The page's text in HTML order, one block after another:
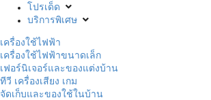
โปรเด็ด
บริการพิเศษ
เครื่องใช้ไฟฟ้า
เครื่องใช้ไฟฟ้าขนาดเล็ก
เฟอร์นิเจอร์และของแต่งบ้าน
ทีวี เครื่องเสียง เกม
จัดเก็บและของใช้ในบ้าน